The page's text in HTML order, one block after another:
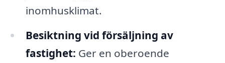
inomhusklimat.
Besiktning vid försäljning av
fastighet: Ger en oberoende